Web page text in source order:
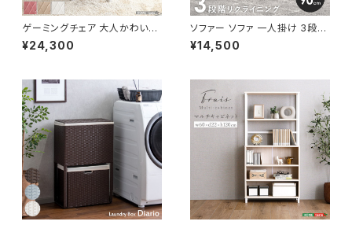
ゲーミングチェア 大人かわいい
チェア エレガントチェア ワーク
チェア オフィスチェア イス チェ
¥24,300
ソファー ソファ 一人掛け 3段階
リクライニング ローソファー 一
人暮らし 新生活 幅90
¥14,500